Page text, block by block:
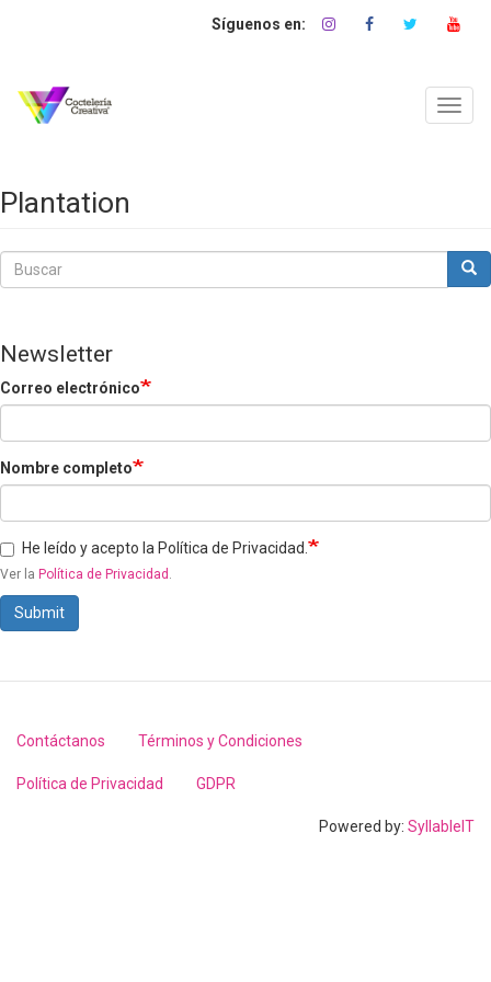
Plantation
Buscar
Buscar
Newsletter
Correo electrónico
Nombre completo
He leído y acepto la Política de Privacidad.
Ver la Política de Privacidad .
Submit
Footer
menu
Contáctanos Términos y Condiciones
Política de Privacidad GDPR
Powered by: SyllableIT